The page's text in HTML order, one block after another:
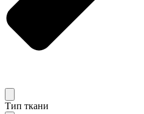
Тип ткани